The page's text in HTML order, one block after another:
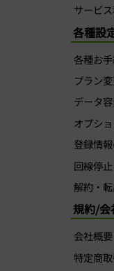
サービ
各種設
各種お
プラン
データ
オプシ
登録情
回線停
解約・
規約/会
会社概要
特定商